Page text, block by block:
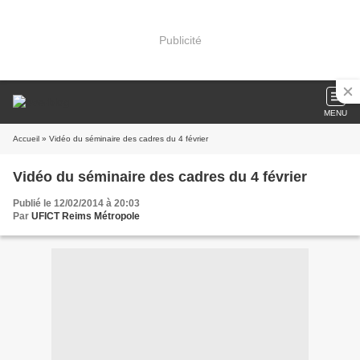
Publicité
MENU
Accueil » Vidéo du séminaire des cadres du 4 février
Vidéo du séminaire des cadres du 4 février
Publié le 12/02/2014 à 20:03
Par UFICT Reims Métropole